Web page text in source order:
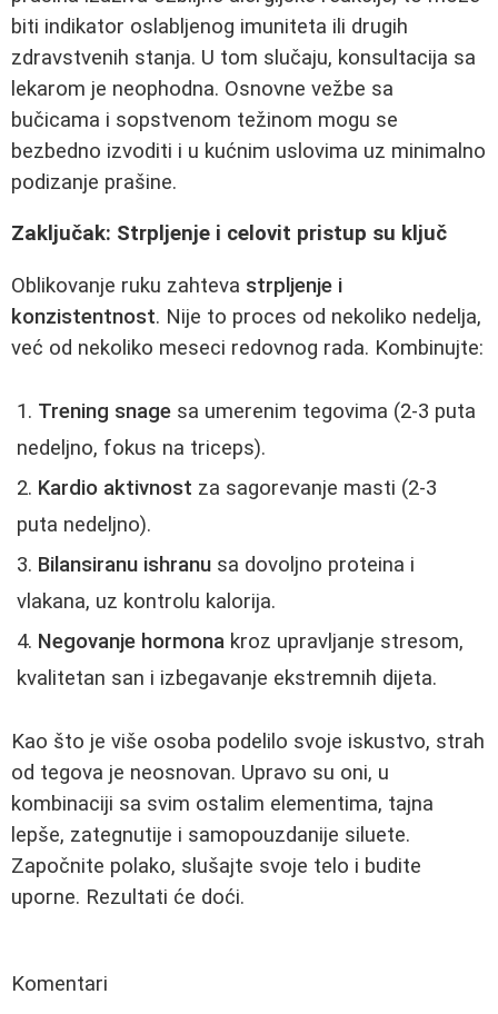
biti indikator oslabljenog imuniteta ili drugih
zdravstvenih stanja. U tom slučaju, konsultacija sa
lekarom je neophodna. Osnovne vežbe sa
bučicama i sopstvenom težinom mogu se
bezbedno izvoditi i u kućnim uslovima uz minimalno
podizanje prašine.
Zaključak: Strpljenje i celovit pristup su ključ
Oblikovanje ruku zahteva strpljenje i
konzistentnost. Nije to proces od nekoliko nedelja,
već od nekoliko meseci redovnog rada. Kombinujte:
Trening snage sa umerenim tegovima (2-3 puta
nedeljno, fokus na triceps).
Kardio aktivnost za sagorevanje masti (2-3
puta nedeljno).
Bilansiranu ishranu sa dovoljno proteina i
vlakana, uz kontrolu kalorija.
Negovanje hormona kroz upravljanje stresom,
kvalitetan san i izbegavanje ekstremnih dijeta.
Kao što je više osoba podelilo svoje iskustvo, strah
od tegova je neosnovan. Upravo su oni, u
kombinaciji sa svim ostalim elementima, tajna
lepše, zategnutije i samopouzdanije siluete.
Započnite polako, slušajte svoje telo i budite
uporne. Rezultati će doći.
Komentari